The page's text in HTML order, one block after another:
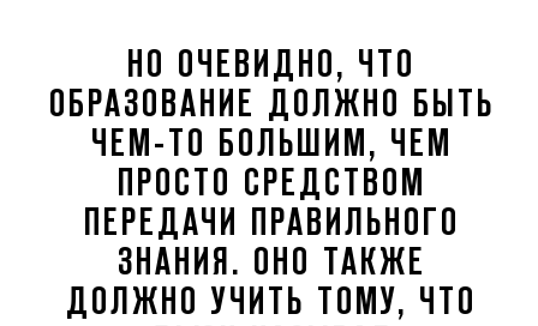
НО ОЧЕВИДНО, ЧТО
ОБРАЗОВАНИЕ ДОЛЖНО БЫТЬ
ЧЕМ-ТО БОЛЬШИМ, ЧЕМ
ПРОСТО СРЕДСТВОМ
ПЕРЕДАЧИ ПРАВИЛЬНОГО
ЗНАНИЯ. ОНО ТАКЖЕ
ДОЛЖНО УЧИТЬ ТОМУ, ЧТО